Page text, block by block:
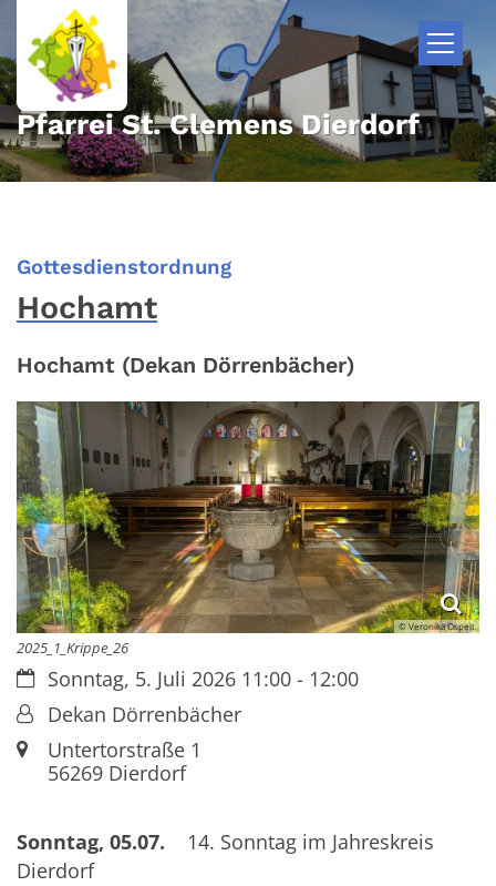
Zum Inhalt springen
Pfarrei St. Clemens Dierdorf
Gottesdienstordnung:
Hochamt
Hochamt (Dekan Dörrenbächer)
© Veronika Ospelt
2025_1_Krippe_26
Datum:Sonntag, 5. Juli 2026 11:00 - 12:00
Von:Dekan Dörrenbächer
Ort:Untertorstraße 1
56269Dierdorf
Sonntag, 05.07. 14. Sonntag im Jahreskreis
Dierdorf